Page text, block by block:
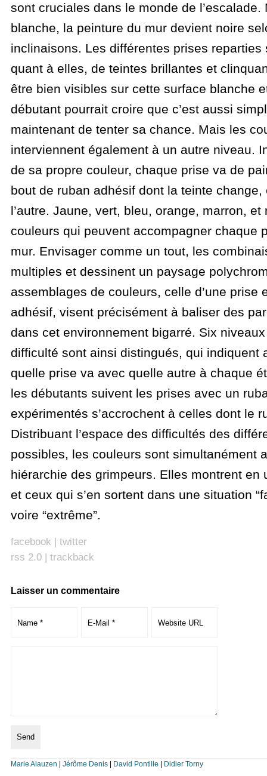
sont cruciales dans le monde de l’escalade.
blanche, la peinture du mur devient noire
inclinaisons. Les différentes prises reparties
quant à elles, de teintes brillantes et
être bien visibles sur cette surface blanche
débutant pourrait croire que c’est aussi
maintenant de tenter sa chance. Mais les
interviennent également à un autre niveau.
de sa propre couleur, chaque prise va de
bout de ruban adhésif dont la teinte change,
l’autre. Jaune, vert, bleu, orange, marron,
couleurs qui peuvent accompagner chaque
mur. Envisager comme un tout, les
multiples et dessinent un paysage
assemblages de couleurs, celle d’une prise
adhésif, visent précisément à baliser des
dans cet environnement bigarré. Six
difficulté sont ainsi distingués, qui indiquent
quelle prise va avec quelle autre à chaque
les débutants suivent les prises avec un
expérimentés s’accrochent à celles dont le
Distribuant l’espace des difficultés des
possibles, les couleurs sont simultanément
hiérarchie des grimpeurs. Elles montrent en
et ceux qui s’en sortent dans une situation
voire “extrême”.
facebook | twitter
rss 2.0| trackback
Laisser un commentaire
Marie Alauzen Jérôme Denis| David Pontille Didier Torny